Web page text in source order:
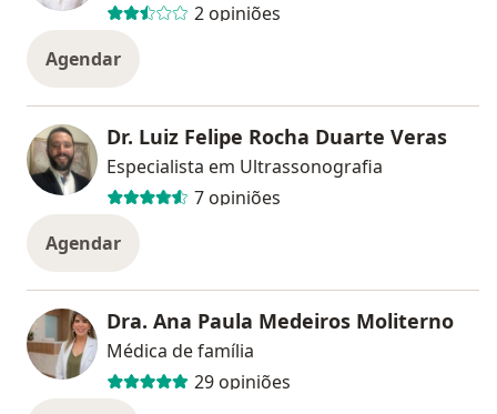
2 opiniões
Agendar
Dr. Luiz Felipe Rocha Duarte Veras
Especialista em Ultrassonografia
7 opiniões
Agendar
Dra. Ana Paula Medeiros Moliterno
Médica de família
29 opiniões